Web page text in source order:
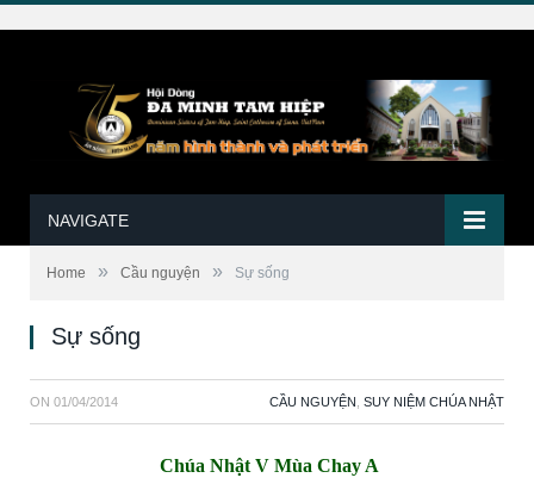
NAVIGATE
Home » Cầu nguyện » Sự sống
Sự sống
ON 01/04/2014 CẦU NGUYỆN SUY NIỆM CHÚA NHẬT
Chúa Nhật V Mùa Chay A